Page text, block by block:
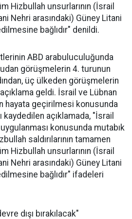
Hizbullah unsurlarının (İsrail
Nehri arasındaki) Güney Litani
bağlıdır" denildi.
ABD arabuluculuğunda
görüşmelerin 4. turunun
üç ülkeden görüşmelerin
geldi. İsrail ve Lübnan
hayata geçirilmesi konusunda
kaydedilen açıklamada, "İsrail
konusunda mutabık
saldırılarının tamamen
Hizbullah unsurlarının (İsrail
Nehri arasındaki) Güney Litani
bağlıdır" ifadeleri
dışı bırakılacak"